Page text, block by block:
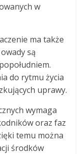
w
ma także
są
do rytmu życia
uprawy.
wymaga
oraz faz
temu można
środków